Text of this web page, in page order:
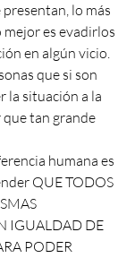
lo más
mejor es evadirlos
en algún vicio.
que si son
la situación a la
tan grande
humana es
QUE TODOS
IGUALDAD DE
PODER